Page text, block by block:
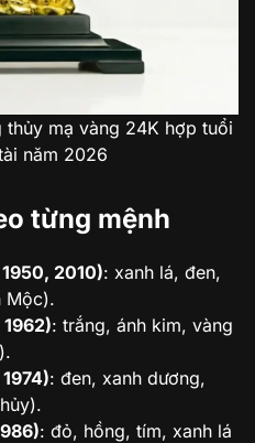
mạ vàng 24K hợp tuổi
năm 2026
từng mệnh
2010): xanh lá, đen,
Mộc).
: trắng, ánh kim, vàng
: đen, xanh dương,
: đỏ, hồng, tím, xanh lá